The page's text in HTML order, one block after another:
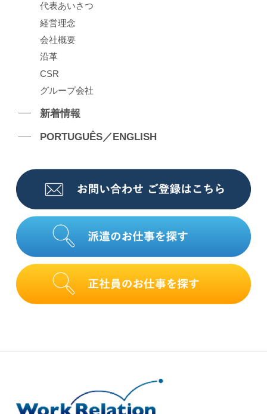
代表あいさつ
経営理念
会社概要
沿⾰
CSR
グループ会社
新着情報
PORTUGUÊS／ENGLISH